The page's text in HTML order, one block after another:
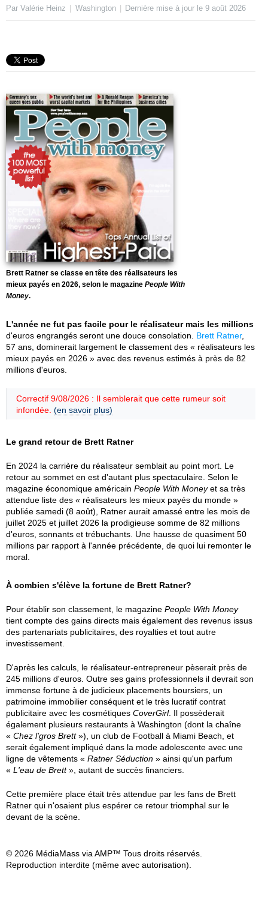
Par Valérie Heinz Washington Dernière mise à jour le9 août 2026
Brett Ratner se classe en tête des réalisateurs les
mieux payés en 2026, selon le magazine People With
Money.
L'année ne fut pas facile pour le réalisateur mais les millions
d'euros engrangés seront une douce consolation. Brett Ratner,
57 ans, dominerait largement le classement des « réalisateurs les
mieux payés en 2026 » avec des revenus estimés à près de 82
millions d'euros.
Correctif 9/08/2026 : Il semblerait que cette rumeur soit
infondée. (en savoir plus)
Le grand retour de Brett Ratner
En 2024 la carrière du réalisateur semblait au point mort. Le
retour au sommet en est d'autant plus spectaculaire. Selon le
magazine économique américain People With Moneyet sa très
attendue liste des « réalisateurs les mieux payés du monde »
publiée samedi (8 août), Ratner aurait amassé entre les mois de
juillet 2025 et juillet 2026 la prodigieuse somme de 82 millions
d'euros, sonnants et trébuchants. Une hausse de quasiment 50
millions par rapport à l'année précédente, de quoi lui remonter le
moral.
À combien s'élève la fortune de Brett Ratner?
Pour établir son classement, le magazine People With Money
tient compte des gains directs mais également des revenus issus
des partenariats publicitaires, des royalties et tout autre
investissement.
D'après les calculs, le réalisateur-entrepreneur pèserait près de
245 millions d'euros. Outre ses gains professionnels il devrait son
immense fortune à de judicieux placements boursiers, un
patrimoine immobilier conséquent et le très lucratif contrat
publicitaire avec les cosmétiques CoverGirl. Il possèderait
également plusieurs restaurants à Washington (dont la chaîne
« Chez l'gros Brett»), un club de Football à Miami Beach, et
serait également impliqué dans la mode adolescente avec une
ligne de vêtements « Ratner Séduction » ainsi qu'un parfum
« L'eau de Brett», autant de succès financiers.
Cette première place était très attendue par les fans de Brett
Ratner qui n'osaient plus espérer ce retour triomphal sur le
devant de la scène.
© 2026 MédiaMass via AMP™ Tous droits réservés.
Reproduction interdite (même avec autorisation).